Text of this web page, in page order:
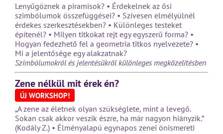
Lenyűgöznek a piramisok? • Érdekelnek az ősi
szimbólumok összefüggései? • Szívesen elmélyülnél
érdekes szerkesztésekben? • Különleges testeket
építenél? • Milyen titkokat rejt egy egyszerű forma? •
Hogyan fedezhető fel a geometria titkos nyelvezete? •
Mi a jelentősége egy alakzatnak?
Szimbólumokról és jelentésükről különleges megközelítésben
Zene nélkül mit érek én?
ÚJ WORKSHOP!
„A zene az életnek olyan szükséglete, mint a levegő.
Sokan csak akkor veszik észre, ha már nagyon hiányzik.”
(Kodály Z.) • Élményalapú egynapos zenei önismereti